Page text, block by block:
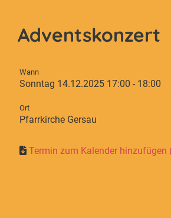
Adventskonzert
Wann
Sonntag 14.12.2025 17:00 - 18:00
Ort
Pfarrkirche Gersau
Termin zum Kalender hinzufügen